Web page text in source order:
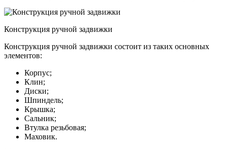
Конструкция ручной задвижки
Конструкция ручной задвижки состоит из таких основных
элементов:
Корпус;
Клин;
Диски;
Шпиндель;
Крышка;
Сальник;
Втулка резьбовая;
Маховик.